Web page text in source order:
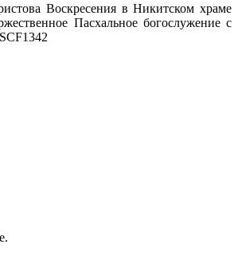
Воскресения в Никитском храме
Пасхальное богослужение с